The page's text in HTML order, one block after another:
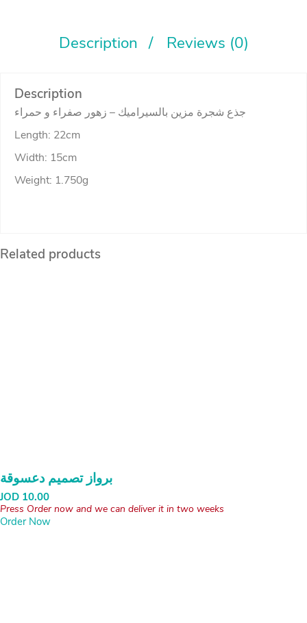
Description Reviews (0)
Description
جذع شجرة مزين بالسيراميك – زهور صفراء و حمراء
Length: 22cm
Width: 15cm
Weight: 1.750g
Related products
برواز تصميم دعسوقة
JOD 10.00
Press Order now and we can deliver it in two weeks
Order Now